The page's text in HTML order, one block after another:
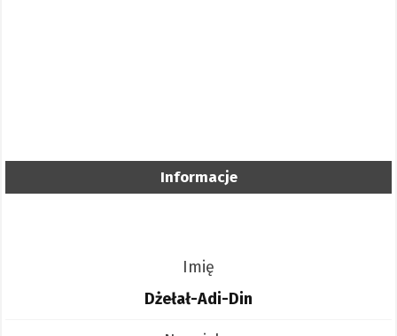
Informacje
Imię
Dżełał-Adi-Din